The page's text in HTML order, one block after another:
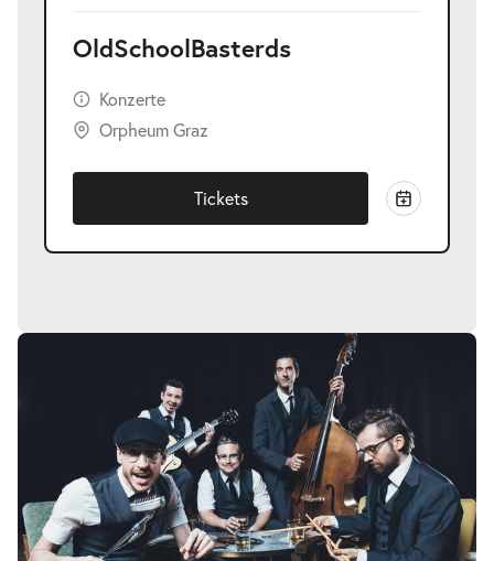
OldSchoolBasterds
Konzerte
Orpheum Graz
Tickets